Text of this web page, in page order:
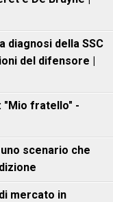
diagnosi della SSC
del difensore |
"Mio fratello" -
scenario che
mercato in